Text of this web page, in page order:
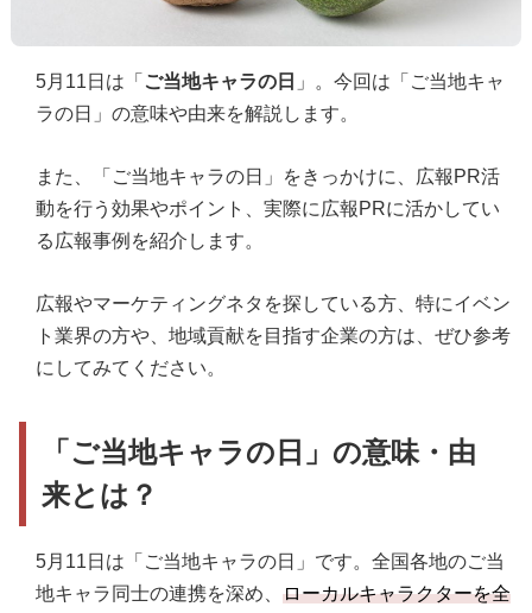
5月11日は「 ご当地キャラの日 」。今回は「ご当地キャ
ラの日」の意味や由来を解説します。
また、「ご当地キャラの日」をきっかけに、広報PR活
動を行う効果やポイント、実際に広報PRに活かしてい
る広報事例を紹介します。
広報やマーケティングネタを探している方、特にイベン
ト業界の方や、地域貢献を目指す企業の方は、ぜひ参考
にしてみてください。
「ご当地キャラの日」の意味・由
来とは？
5月11日は「ご当地キャラの日」です。全国各地のご当
地キャラ同士の連携を深め、 ローカルキャラクターを全